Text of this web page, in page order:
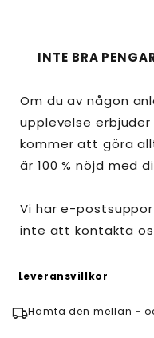
INTE BRA
Om du av någon
upplevelse
kommer att göra
är 100 % nöjd med
Vi har e-
inte att kontakta
Leveransvillkor
local_shippingHämta den mellan -